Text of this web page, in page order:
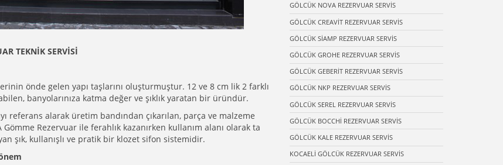
TEKNİK SERVİSİ
önde gelen yapı taşlarını oluşturmuştur. 12 ve 8 cm lik 2 farklı
banyolarınıza katma değer ve şıklık yaratan bir üründür.
referans alarak üretim bandından çıkarılan, parça ve malzeme
Rezervuar ile ferahlık kazanırken kullanım alanı olarak ta
şık, kullanışlı ve pratik bir klozet sifon sistemidir.
GÖLCÜK NOVA REZERVUAR SERVİS
GÖLCÜK CREAVİT REZERVUAR SERVİS
GÖLCÜK SİAMP REZERVUAR SERVİS
GÖLCÜK GROHE REZERVUAR SERVİS
GÖLCÜK GEBERİT REZERVUAR SERVİS
GÖLCÜK NKP REZERVUAR SERVİS
GÖLCÜK SEREL REZERVUAR SERVİS
GÖLCÜK BOCCHİ REZERVUAR SERVİS
GÖLCÜK KALE REZERVUAR SERVİS
KOCAELİ GÖLCÜK REZERVUAR SERVİS